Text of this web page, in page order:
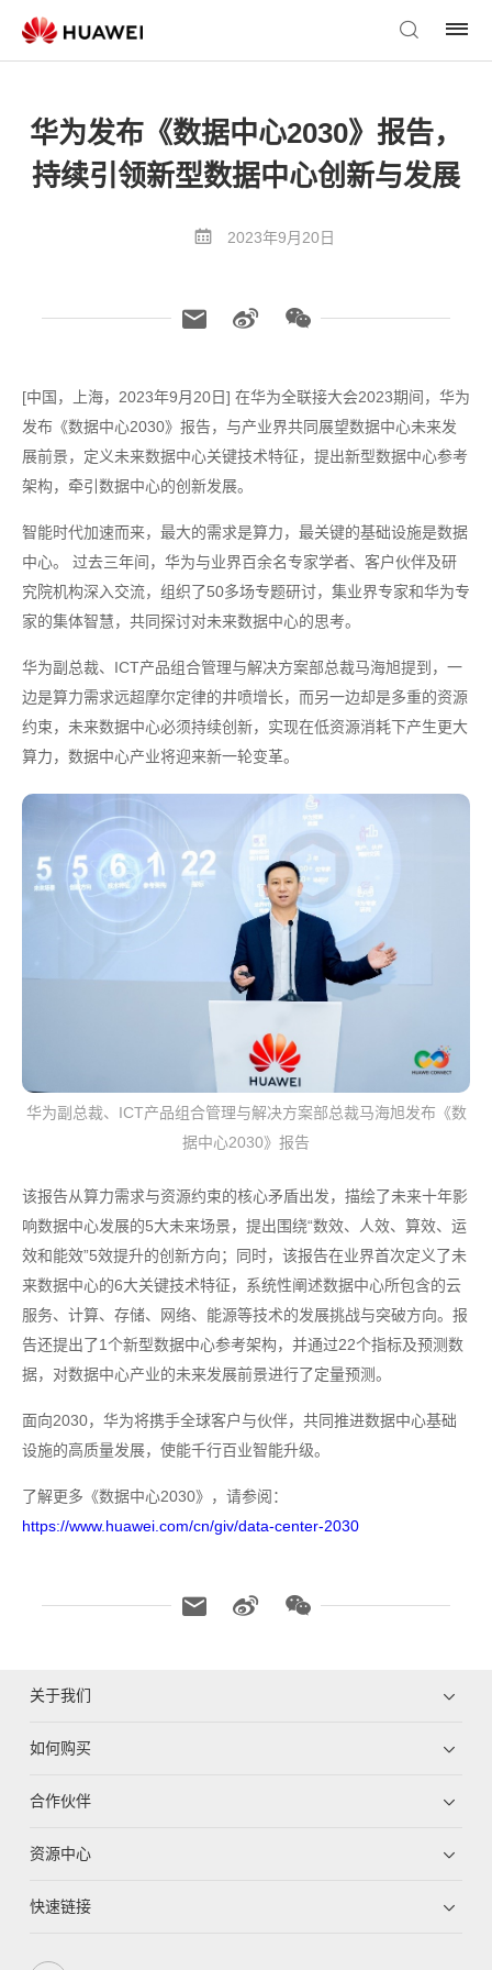
华为发布《数据中心2030》报告，
持续引领新型数据中心创新与发展
2023年9月20日
[中国，上海，2023年9月20日] 在华为全联接大会2023期间，华为
发布《数据中心2030》报告，与产业界共同展望数据中心未来发
展前景，定义未来数据中心关键技术特征，提出新型数据中心参考
架构，牵引数据中心的创新发展。
智能时代加速而来，最大的需求是算力，最关键的基础设施是数据
中心。 过去三年间，华为与业界百余名专家学者、客户伙伴及研
究院机构深入交流，组织了50多场专题研讨，集业界专家和华为专
家的集体智慧，共同探讨对未来数据中心的思考。
华为副总裁、ICT产品组合管理与解决方案部总裁马海旭提到，一
边是算力需求远超摩尔定律的井喷增长，而另一边却是多重的资源
约束，未来数据中心必须持续创新，实现在低资源消耗下产生更大
算力，数据中心产业将迎来新一轮变革。
华为副总裁、ICT产品组合管理与解决方案部总裁马海旭发布《数
据中心2030》报告
该报告从算力需求与资源约束的核心矛盾出发，描绘了未来十年影
响数据中心发展的5大未来场景，提出围绕“数效、人效、算效、运
效和能效”5效提升的创新方向；同时，该报告在业界首次定义了未
来数据中心的6大关键技术特征，系统性阐述数据中心所包含的云
服务、计算、存储、网络、能源等技术的发展挑战与突破方向。报
告还提出了1个新型数据中心参考架构，并通过22个指标及预测数
据，对数据中心产业的未来发展前景进行了定量预测。
面向2030，华为将携手全球客户与伙伴，共同推进数据中心基础
设施的高质量发展，使能千行百业智能升级。
了解更多《数据中心2030》，请参阅：
https://www.huawei.com/cn/giv/data-center-2030
关于我们
如何购买
合作伙伴
资源中心
快速链接